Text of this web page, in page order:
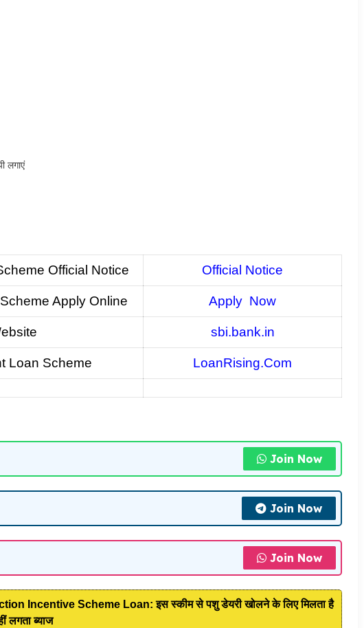
लगाएं
Official Notice Official Notice
Apply Online Apply Now
sbi.bank.in
Loan Scheme LoanRising.Com
Join Now
Join Now
Join Now
Incentive Scheme Loan: इस स्कीम से पशु डेयरी खोलने के लिए मिलता है
लगता ब्याज